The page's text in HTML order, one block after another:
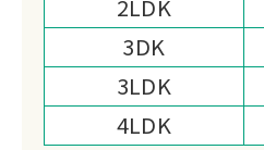
来へとつなぐお手伝
て取り組んでいます。
また、貴金属や骨董
は、お預かりしたお
2LDK
3DK
3LDK
4LDK